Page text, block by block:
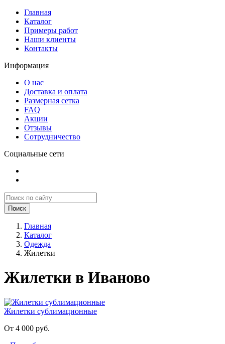
Главная
Каталог
Примеры работ
Наши клиенты
Контакты
Информация
О нас
Доставка и оплата
Размерная сетка
FAQ
Акции
Отзывы
Сотрудничество
Социальные сети
Поиск
Главная
Каталог
Одежда
Жилетки
Жилетки в Иваново
Жилетки сублимационные
От 4 000 руб.